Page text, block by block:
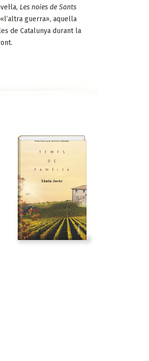
Les noies de Sants
guerra», aquella
de Catalunya durant la